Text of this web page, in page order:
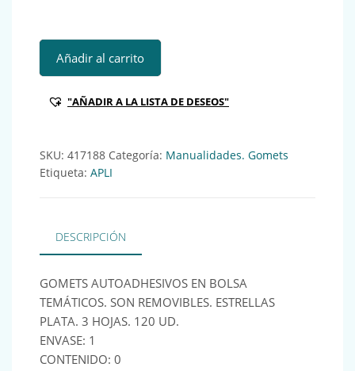
APL B3H GOMETS ESTRELLA PLATA GRA/PEQ 120U
Añadir al carrito
"AÑADIR A LA LISTA DE DESEOS"
SKU: 417188 Categoría: Manualidades. Gomets
Etiqueta: APLI
DESCRIPCIÓN
GOMETS AUTOADHESIVOS EN BOLSA
TEMÁTICOS. SON REMOVIBLES. ESTRELLAS
PLATA. 3 HOJAS. 120 UD.
ENVASE: 1
CONTENIDO: 0